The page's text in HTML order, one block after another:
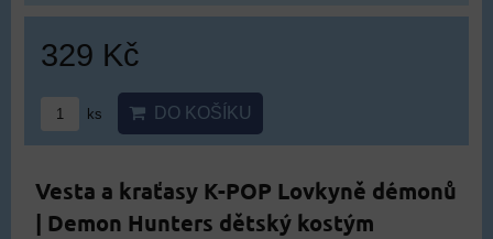
329 Kč
ks DO KOŠÍKU
Vesta a kraťasy K-POP Lovkyně démonů
| Demon Hunters dětský kostým